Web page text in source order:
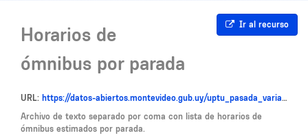
Ir al recurso
Horarios de
ómnibus por parada
URL: https://datos-abiertos.montevideo.gub.uy/uptu_pasada_variante.zip
Archivo de texto separado por coma con lista de horarios de
ómnibus estimados por parada.